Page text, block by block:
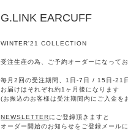
G.LINK EARCUFF
WINTER'21 COLLECTION
受注生産の為、ご予約オーダーになって
毎月2回の受注期間、1日-7日 / 15日-21
お届けはそれぞれ約1ヶ月後になります
(お振込のお客様は受注期間内にご入金を
NEWSLETTERにご登録頂きますと
オーダー開始のお知らせをご登録メール